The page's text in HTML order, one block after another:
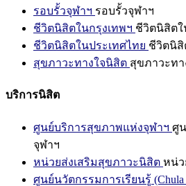
รอบรั้วจุฬาฯ รอบรั้วจุฬาฯ
ชีวิตนิสิตในกรุงเทพฯ ชีวิตนิสิตใ
ชีวิตนิสิตในประเทศไทย ชีวิตนิสิ
สุขภาวะทางใจนิสิต สุขภาวะท
บริการนิสิต
ศูนย์บริการสุขภาพแห่งจุฬาฯ ศู
จุฬาฯ
หน่วยส่งเสริมสุขภาวะนิสิต หน่ว
ศูนย์นวัตกรรมการเรียนรู้ (Chula